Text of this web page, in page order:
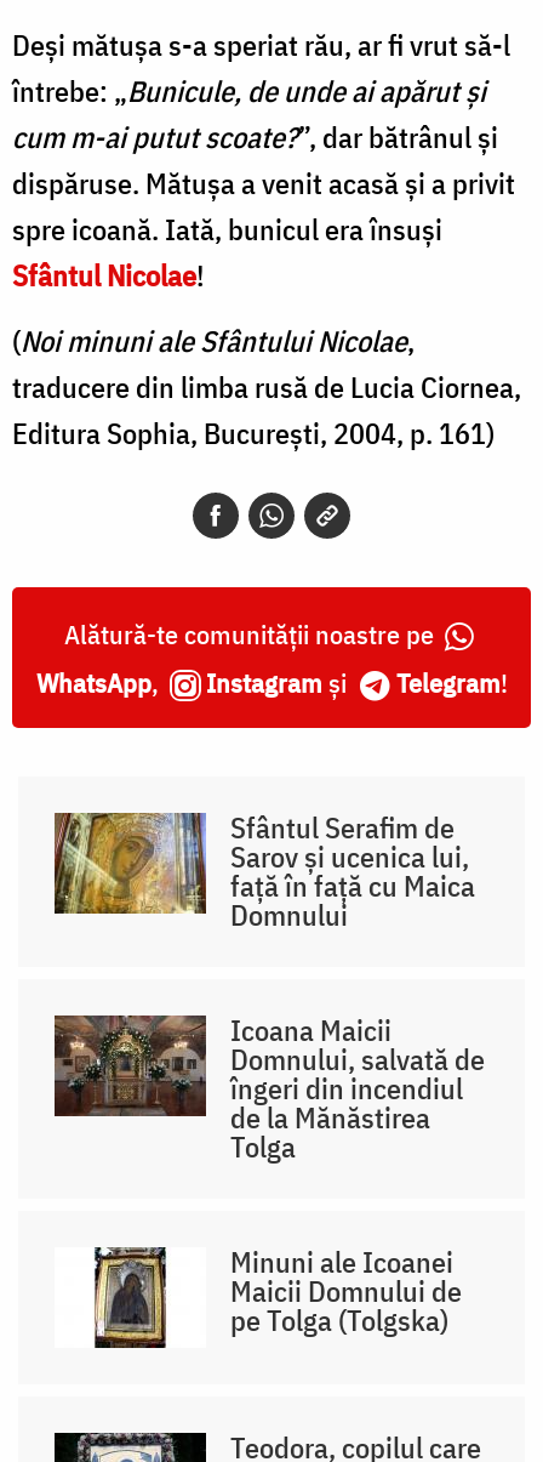
Deşi mătuşa s-a speriat rău, ar fi vrut să-l
întrebe: „Bunicule, de unde ai apărut şi
cum m-ai putut scoate?”, dar bătrânul şi
dispăruse. Mătuşa a venit acasă şi a privit
spre icoană. Iată, bunicul era însuşi
Sfântul Nicolae!
(Noi minuni ale Sfântului Nicolae,
traducere din limba rusă de Lucia Ciornea,
Editura Sophia, București, 2004, p. 161)
Alătură-te comunității noastre pe
WhatsApp, Instagram și Telegram!
Sfântul Serafim de
Sarov și ucenica lui,
față în față cu Maica
Domnului
Icoana Maicii
Domnului, salvată de
îngeri din incendiul
de la Mănăstirea
Tolga
Minuni ale Icoanei
Maicii Domnului de
pe Tolga (Tolgska)
Teodora, copilul care